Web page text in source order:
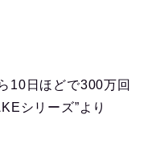
10日ほどで300万回
シリーズ”より